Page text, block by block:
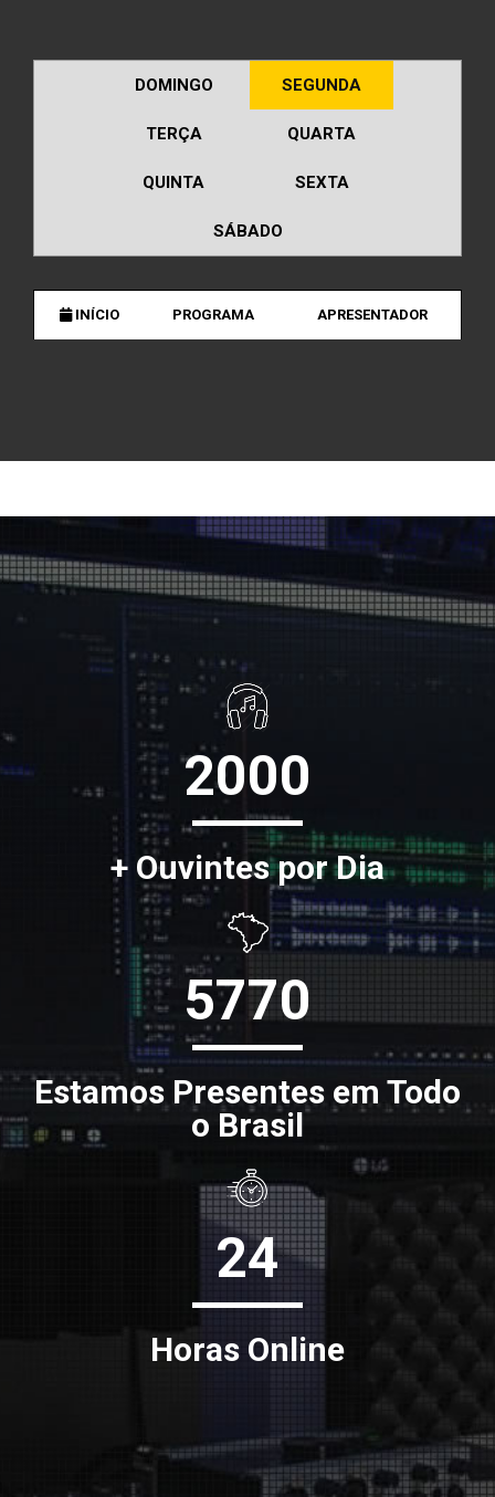
DOMINGO SEGUNDA
TERÇA QUARTA
QUINTA SEXTA
SÁBADO
INÍCIO PROGRAMA APRESENTADOR
2000
+ Ouvintes por Dia
5770
Estamos Presentes em Todo
o Brasil
24
Horas Online